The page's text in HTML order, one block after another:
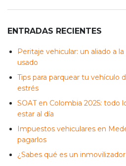
ENTRADAS RECIENTES
Peritaje vehicular: un aliado a
usado
Tips para parquear tu vehículo
estrés
SOAT en Colombia 2025: todo
estar al día
Impuestos vehiculares en
pagarlos
¿Sabes qué es un